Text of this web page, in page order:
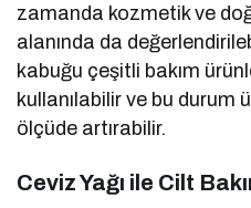
zamanda kozmetik ve
alanında da
kabuğu çeşitli bakım
kullanılabilir ve bu durum
ölçüde artırabilir.
Ceviz Yağı ile Cilt